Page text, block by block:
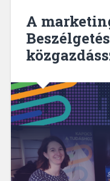
pszichológussal”
A